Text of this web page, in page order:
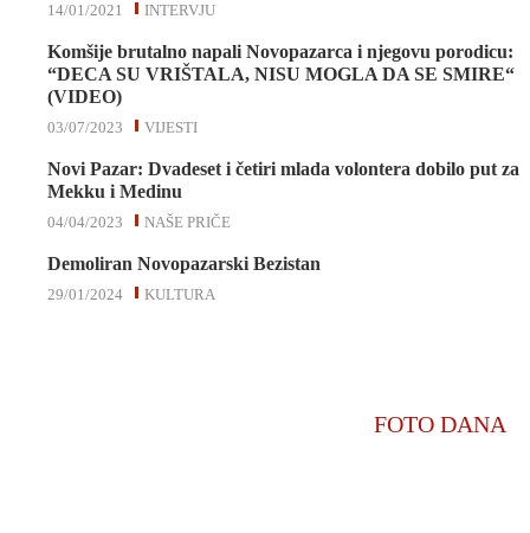
INTERVJU
14/01/2021
Komšije brutalno napali Novopazarca i njegovu porodicu:
“DECA SU VRIŠTALA, NISU MOGLA DA SE SMIRE“
(VIDEO)
VIJESTI
03/07/2023
Novi Pazar: Dvadeset i četiri mlada volontera dobilo put za
Mekku i Medinu
NAŠE PRIČE
04/04/2023
Demoliran Novopazarski Bezistan
KULTURA
29/01/2024
FOTO DANA